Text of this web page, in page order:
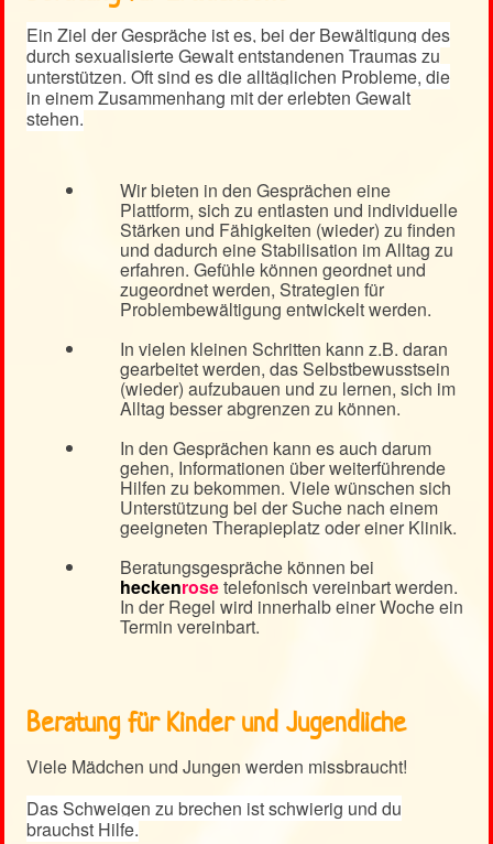
Ein Ziel der Gespräche ist es, bei der Bewältigung des
durch sexualisierte Gewalt entstandenen Traumas zu
unterstützen. Oft sind es die alltäglichen Probleme, die
in einem Zusammenhang mit der erlebten Gewalt
stehen.
Wir bieten in den Gesprächen eine
Plattform, sich zu entlasten und individuelle
Stärken und Fähigkeiten (wieder) zu finden
und dadurch eine Stabilisation im Alltag zu
erfahren. Gefühle können geordnet und
zugeordnet werden, Strategien für
Problembewältigung entwickelt werden.
In vielen kleinen Schritten kann z.B. daran
gearbeitet werden, das Selbstbewusstsein
(wieder) aufzubauen und zu lernen, sich im
Alltag besser abgrenzen zu können.
In den Gesprächen kann es auch darum
gehen, Informationen über weiterführende
Hilfen zu bekommen. Viele wünschen sich
Unterstützung bei der Suche nach einem
geeigneten Therapieplatz oder einer Klinik.
Beratungsgespräche können bei
heckenrosetelefonisch vereinbart werden.
In der Regel wird innerhalb einer Woche ein
Termin vereinbart.
Beratung für Kinder und Jugendliche
Viele Mädchen und Jungen werden missbraucht!
Das Schweigen zu brechen ist schwierig und du
brauchst Hilfe.